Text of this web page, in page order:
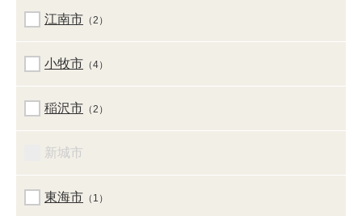
江南市 （2）
小牧市 （4）
稲沢市 （2）
新城市
東海市 （1）